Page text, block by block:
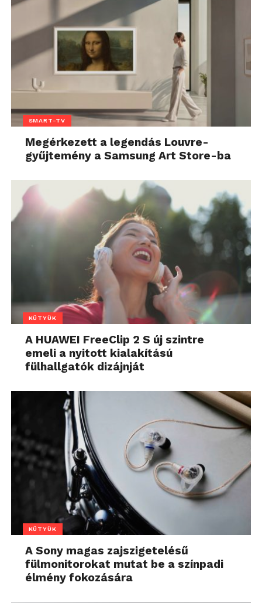
SMART-TV
Megérkezett a legendás Louvre-
gyűjtemény a Samsung Art Store-ba
KÜTYÜK
A HUAWEI FreeClip 2 S új szintre
emeli a nyitott kialakítású
fülhallgatók dizájnját
KÜTYÜK
A Sony magas zajszigetelésű
fülmonitorokat mutat be a színpadi
élmény fokozására